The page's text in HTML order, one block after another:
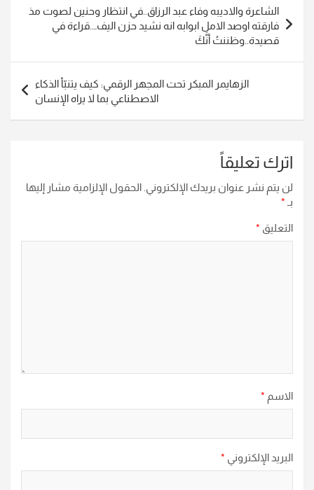
المقالات
الشاعرة والاديبه وفاء عبد الرزاق..في انتظار وحنين لصوت مذ
فارقته اوصد الامل ابوابه انه نشيد حزن اليف….قراءة في
قصيدة..وظننتُ أنَّكَ
الزهايمر المبكر تحت المجهر الرقمي: كيف يتنبّأ الذكاء
الاصطناعي بما لا يراه الإنسان
اترك تعليقاً
لن يتم نشر عنوان بريدك الإلكتروني. الحقول الإلزامية مشار إليها
بـ *
التعليق *
الاسم *
البريد الإلكتروني *